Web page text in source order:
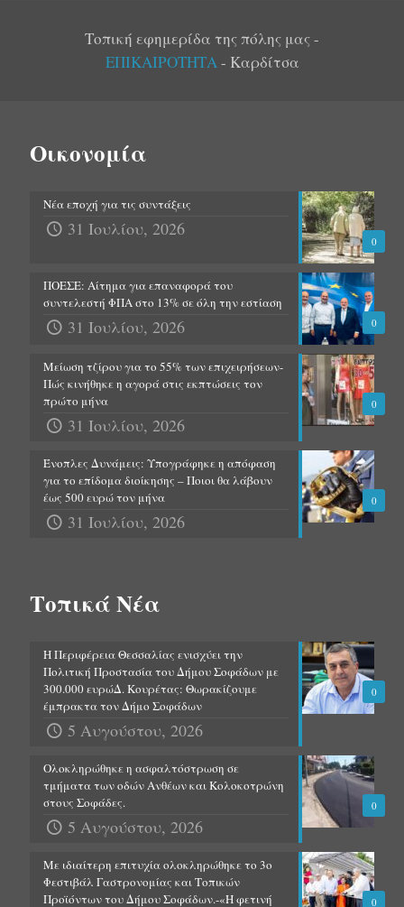
Τοπική εφημερίδα της πόλης μας -
ΕΠΙΚΑΙΡΟΤΗΤΑ- Καρδίτσα
Οικονομία
0
Νέα εποχή για τις συντάξεις
31 Ιουλίου, 2026
0
ΠΟΕΣΕ: Αίτημα για επαναφορά του
συντελεστή ΦΠΑ στο 13% σε όλη την εστίαση
31 Ιουλίου, 2026
0
Μείωση τζίρου για το 55% των επιχειρήσεων-
Πώς κινήθηκε η αγορά στις εκπτώσεις τον
πρώτο μήνα
31 Ιουλίου, 2026
0
Ένοπλες Δυνάμεις: Υπογράφηκε η απόφαση
για το επίδομα διοίκησης – Ποιοι θα λάβουν
έως 500 ευρώ τον μήνα
31 Ιουλίου, 2026
Τοπικά Νέα
0
Η Περιφέρεια Θεσσαλίας ενισχύει την
Πολιτική Προστασία του Δήμου Σοφάδων με
300.000 ευρώΔ. Κουρέτας: Θωρακίζουμε
έμπρακτα τον Δήμο Σοφάδων
5 Αυγούστου, 2026
0
Ολοκληρώθηκε η ασφαλτόστρωση σε
τμήματα των οδών Ανθέων και Κολοκοτρώνη
στους Σοφάδες.
5 Αυγούστου, 2026
0
Με ιδιαίτερη επιτυχία ολοκληρώθηκε το 3ο
Φεστιβάλ Γαστρονομίας και Τοπικών
Προϊόντων του Δήμου Σοφάδων.-«Η φετινή